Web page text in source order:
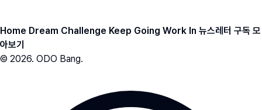
Home Dream Challenge Keep Going Work In 뉴스레터 구독 모
아보기
© 2026. ODO Bang.